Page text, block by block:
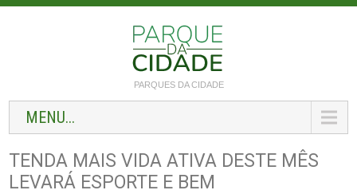
PARQUES DA CIDADE
MENU...
TENDA MAIS VIDA ATIVA DESTE MÊS
LEVARÁ ESPORTE E BEM